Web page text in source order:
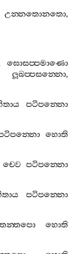
උන‍්නතොනතො,
ඝොසප‍්පමාණො
ලූඛප‍්පසන‍්නො,
පටිපන‍්නො
හොති
චෙව පටිපන‍්නො
පටිපන‍්නො
හොති